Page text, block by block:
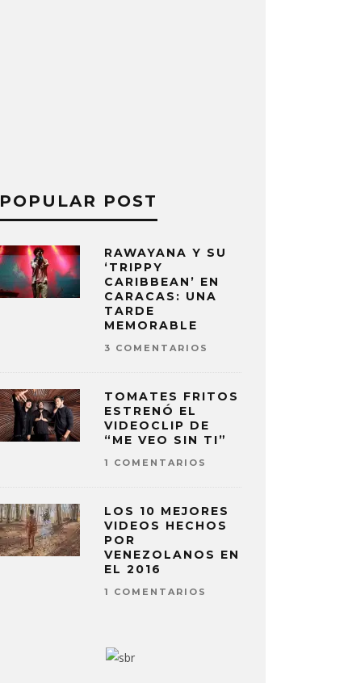
POPULAR POST
RAWAYANA Y SU
‘TRIPPY
CARIBBEAN’ EN
CARACAS: UNA
TARDE
MEMORABLE
3 COMENTARIOS
TOMATES FRITOS
ESTRENÓ EL
VIDEOCLIP DE
“ME VEO SIN TI”
1 COMENTARIOS
LOS 10 MEJORES
VIDEOS HECHOS
POR
VENEZOLANOS EN
EL 2016
1 COMENTARIOS